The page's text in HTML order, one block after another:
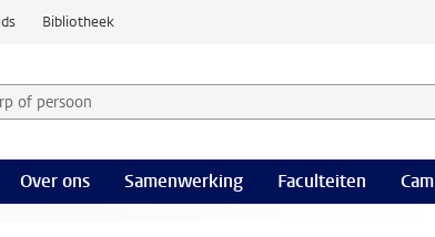
Bibliotheek
of persoon en selecteer categorie
Over ons Samenwerking Faculteiten